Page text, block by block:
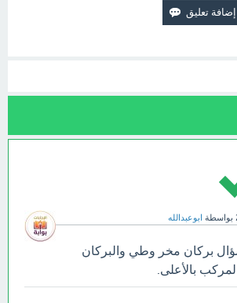
بواسطة ابوعبدالله
بركان مخر وطي والبركان
بالأعلى.